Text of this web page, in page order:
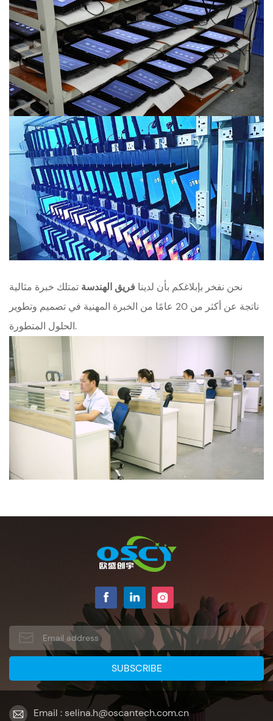
نحن نفخر بإبلاغكم بأن لدينا فريق الهندسة تمتلك خبرة مثالية
ناتجة عن أكثر من 20 عامًا من الخبرة المهنية في تصميم وتطوير
الحلول المتطورة.
Email : selina.h@oscantech.com.cn